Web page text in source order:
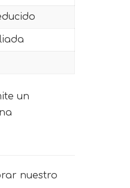
un
nuestro